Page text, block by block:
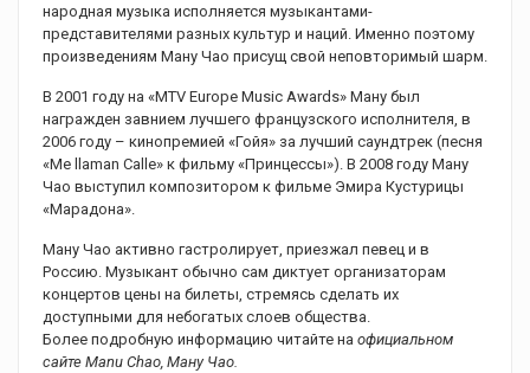
народная музыка исполняется музыкантами-
представителями разных культур и наций. Именно поэтому
произведениям Ману Чао присущ свой неповторимый шарм.
В 2001 году на «MTV Europe Music Awards» Ману был
награжден завнием лучшего французского исполнителя, в
2006 году – кинопремией «Гойя» за лучший саундтрек (песня
«Me llaman Calle» к фильму «Принцессы»). В 2008 году Ману
Чао выступил композитором к фильме Эмира Кустурицы
«Марадона».
Ману Чао активно гастролирует, приезжал певец и в
Россию. Музыкант обычно сам диктует организаторам
концертов цены на билеты, стремясь сделать их
доступными для небогатых слоев общества.
Более подробную информацию читайте на официальном
сайте Manu Chao, Ману Чао.